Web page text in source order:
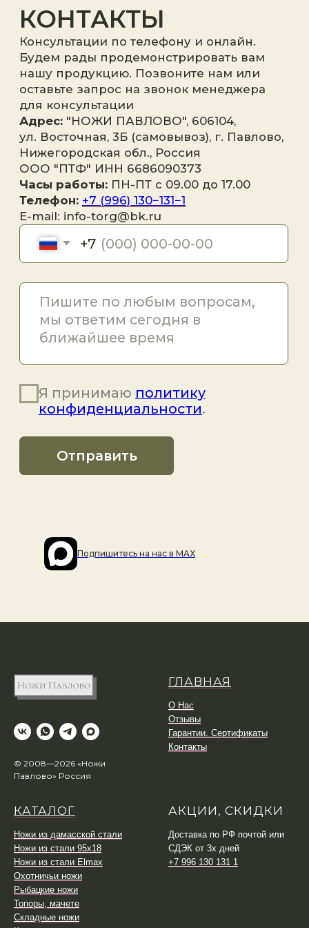
Подпишитесь на наc в MAX
© 2008—2026 «Ножи
Павлово» Россия
ГЛАВНАЯ
О Нас
Отзывы
Гарантии. Сертификаты
Контакты
КАТАЛОГ
Ножи из дамасской стали
Ножи из стали 95х18
Ножи из стали Elmax
Охотничьи ножи
Рыбацкие ножи
Топоры, мачете
Складные ножи
АКЦИИ, СКИДКИ
Доставка по РФ почтой или
СДЭК от 3х дней
+7 996 130 131 1